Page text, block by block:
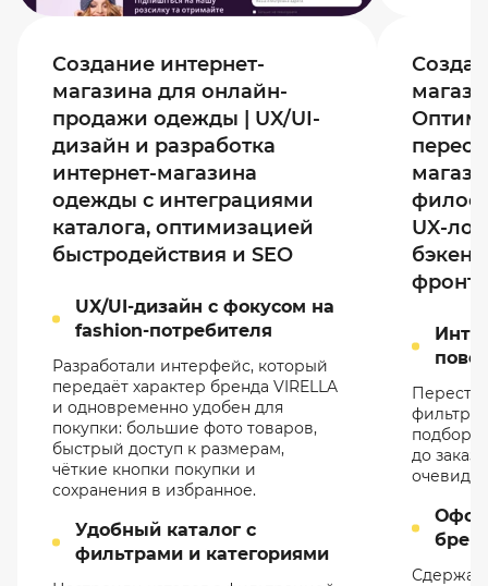
Создание интернет-
магазина для онлайн-
продажи одежды | UX/UI-
дизайн и разработка
интернет-магазина
одежды с интеграциями
каталога, оптимизацией
быстродействия и SEO
UX/UI-дизайн с фокусом на
fashion-потребителя
Разработали интерфейс, который
передаёт характер бренда VIRELLA
и одновременно удобен для
покупки: большие фото товаров,
быстрый доступ к размерам,
чёткие кнопки покупки и
сохранения в избранное.
Удобный каталог с
фильтрами и категориями
UX-
фильтры
до